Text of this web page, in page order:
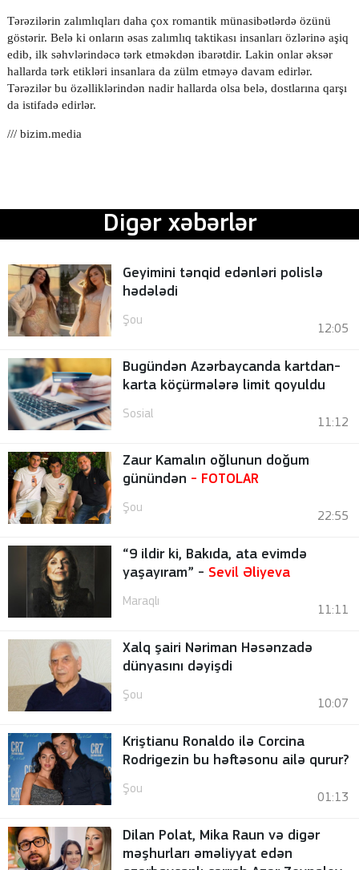
Tərəzilərin zalımlıqları daha çox romantik münasibətlərdə özünü
göstərir. Belə ki onların əsas zalımlıq taktikası insanları özlərinə aşiq
edib, ilk səhvlərindəcə tərk etməkdən ibarətdir. Lakin onlar əksər
hallarda tərk etikləri insanlara da zülm etməyə davam edirlər.
Tərəzilər bu özəlliklərindən nadir hallarda olsa belə, dostlarına qarşı
da istifadə edirlər.
///bizim.media
Digər xəbərlər
Geyimini tənqid edənləri polislə
hədələdi
Şou
12:05
Bugündən Azərbaycanda kartdan-
karta köçürmələrə limit qoyuldu
Sosial
11:12
Zaur Kamalın oğlunun doğum
günündən - FOTOLAR
Şou
22:55
“9 ildir ki, Bakıda, ata evimdə
yaşayıram” - Sevil Əliyeva
Maraqlı
11:11
Xalq şairi Nəriman Həsənzadə
dünyasını dəyişdi
Şou
10:07
Kriştianu Ronaldo ilə Corcina
Rodrigezin bu həftəsonu ailə qurur?
Şou
01:13
Dilan Polat, Mika Raun və digər
məşhurları əməliyyat edən